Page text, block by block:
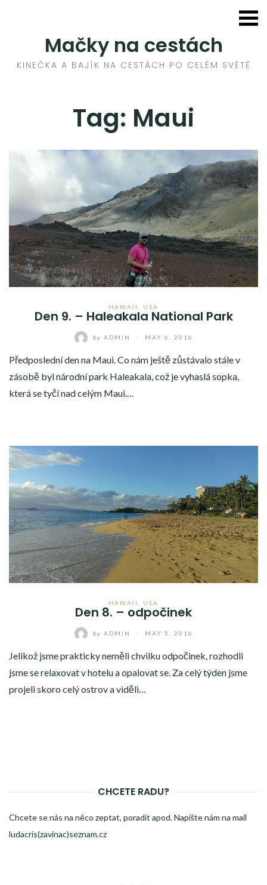
Mačky na cestách
KINEČKA A BAJÍK NA CESTÁCH PO CELÉM SVĚTĚ
Tag: Maui
HAWAII USA
Den 9. – Haleakala National Park
by ADMIN MAY 6, 2016
Předposlední den na Maui. Co nám ještě zůstávalo stále v
zásobě byl národní park Haleakala, což je vyhaslá sopka,
která se tyčí nad celým Maui.…
HAWAII USA
Den 8. – odpočinek
by ADMIN MAY 5, 2016
Jelikož jsme prakticky neměli chvilku odpočinek, rozhodli
jsme se relaxovat v hotelu a opalovat se. Za celý týden jsme
projeli skoro celý ostrov a viděli…
CHCETE RADU?
Chcete se nás na něco zeptat, poradit apod. Napište nám na mail
ludacris(zavinac)seznam.cz
RECENZE
RADY NA CESTU